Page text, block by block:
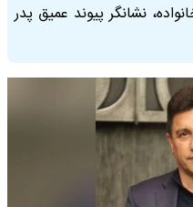
نشانگر پیوند عمیق پدر